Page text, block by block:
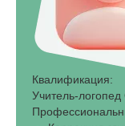
Квалификация:
Учитель-